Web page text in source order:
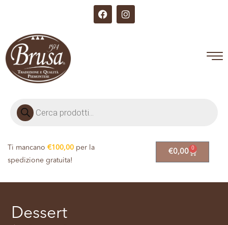
Ti mancano €100,00 per la
spedizione gratuita!
€0,00 0
Dessert